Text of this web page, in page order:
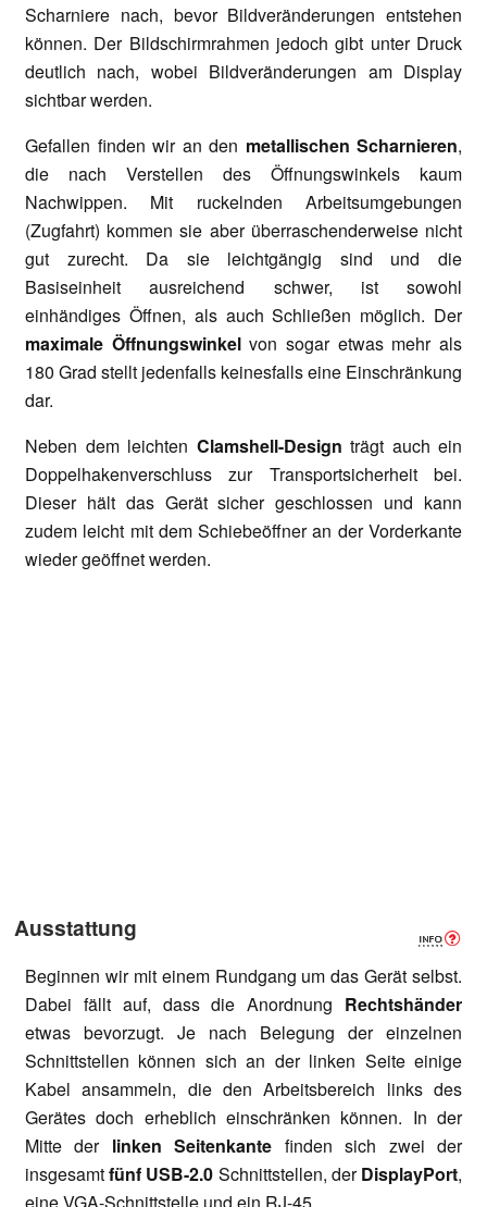
Scharniere nach, bevor Bildveränderungen entstehen
können. Der Bildschirmrahmen jedoch gibt unter Druck
deutlich nach, wobei Bildveränderungen am Display
sichtbar werden.
Gefallen finden wir an den metallischen Scharnieren,
die nach Verstellen des Öffnungswinkels kaum
Nachwippen. Mit ruckelnden Arbeitsumgebungen
(Zugfahrt) kommen sie aber überraschenderweise nicht
gut zurecht. Da sie leichtgängig sind und die
Basiseinheit ausreichend schwer, ist sowohl
einhändiges Öffnen, als auch Schließen möglich. Der
maximale Öffnungswinkelvon sogar etwas mehr als
180 Grad stellt jedenfalls keinesfalls eine Einschränkung
dar.
Neben dem leichten Clamshell-Design trägt auch ein
Doppelhakenverschluss zur Transportsicherheit bei.
Dieser hält das Gerät sicher geschlossen und kann
zudem leicht mit dem Schiebeöffner an der Vorderkante
wieder geöffnet werden.
Ausstattung
Beginnen wir mit einem Rundgang um das Gerät selbst.
Dabei fällt auf, dass die Anordnung Rechtshänder
etwas bevorzugt. Je nach Belegung der einzelnen
Schnittstellen können sich an der linken Seite einige
Kabel ansammeln, die den Arbeitsbereich links des
Gerätes doch erheblich einschränken können. In der
Mitte der linken Seitenkante finden sich zwei der
insgesamtfünf USB-2.0 Schnittstellen, derDisplayPort,
eine VGA-Schnittstelle und ein RJ-45.